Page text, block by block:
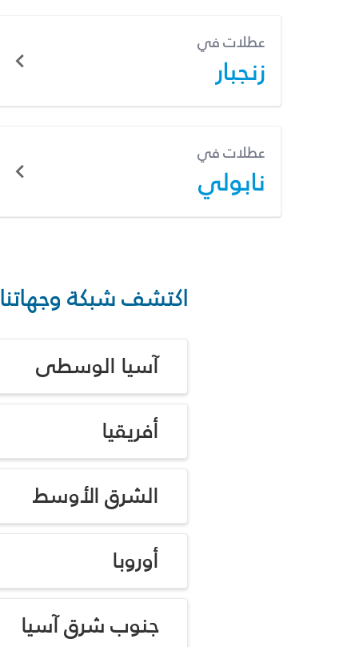
عطلات في
زنجبار
عطلات في
نابولي
اكتشف شبكة وجهاتنا
آسيا الوسطى
أفريقيا
الشرق الأوسط
أوروبا
جنوب شرق آسيا